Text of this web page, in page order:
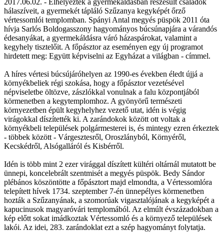
hálaszíveit, a gyermekét tápláló Szűzanya kegyképét őrző
vértessomlói templomban. Spányi Antal megyés püspök 2011 óta
hívja Sarlós Boldogasszony hagyományos búcsúnapjára a várandós
édesanyákat, a gyermekáldásra váró házaspárokat, valamint a
kegyhely tisztelőit. A főpásztor az eseményen egy új programot
hirdetett meg: Együtt képviselni az Egyházat a világban - címmel.
A híres vértesi búcsújáróhelyen az 1990-es években éledt újjá a
környékbeliek régi szokása, hogy a főpásztor vezetésével
népviseletbe öltözve, zászlókkal vonulnak a falu központjából
körmenetben a kegytemplomhoz. A gyönyörű természeti
környezetben épült kegyhelyhez vezető utat, idén is végig
virágokkal díszítették ki. A zarándokok között ott voltak a
környékbeli települések polgármesterei is, és mintegy ezren érkeztek
- többek között - Várgesztesről, Oroszlányból, Környéről,
Kecskédről, Alsógalláról és Kisbérről.
Idén is több mint 2 ezer virággal díszített kültéri oltárnál mutatott be
ünnepi, koncelebrált szentmisét a megyés püspök. Bedy Sándor
plébános köszöntötte a főpásztort majd elmondta, a Vértessomlóra
telepített hívek 1734. szeptember 7-én ünnepélyes körmenetben
hozták a Szűzanyának, a szomorúak vigasztalójának a kegyképét a
kapucinusok magyaróvári templomából. Az elmúlt évszázadokban a
kép előtt sokat imádkoztak Vértessomló és a környező települések
lakói. Az idei, 283. zarándoklat ezt a szép hagyományt folytatja.